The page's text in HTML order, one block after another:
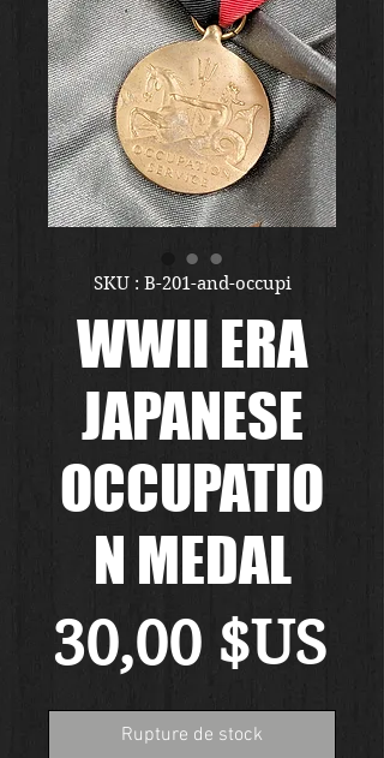
SKU : B-201-and-occupi
WWII ERA
JAPANESE
OCCUPATIO
N MEDAL
30,00 $US
Rupture de stock